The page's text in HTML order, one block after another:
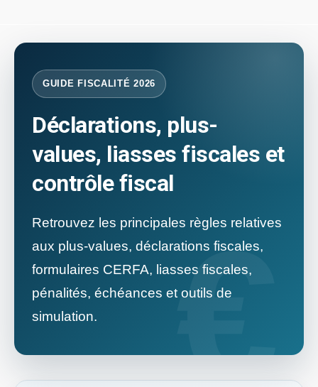
GUIDE FISCALITÉ 2026
Déclarations, plus-
values, liasses fiscales et
contrôle fiscal
Retrouvez les principales règles relatives
aux plus-values, déclarations fiscales,
formulaires CERFA, liasses fiscales,
pénalités, échéances et outils de
simulation.